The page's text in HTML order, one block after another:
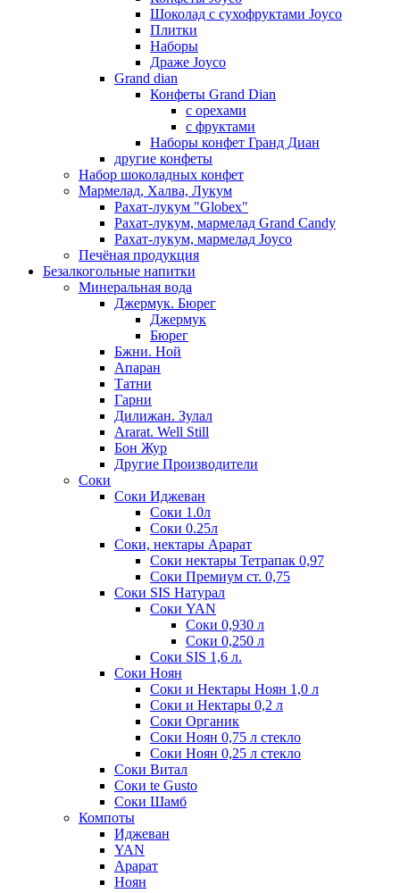
Шоколад с сухофруктами Joyco
Плитки
Наборы
Драже Joyco
Grand dian
Конфеты Grand Dian
с орехами
с фруктами
Наборы конфет Гранд Диан
другие конфеты
Набор шоколадных конфет
Мармелад, Халва, Лукум
Рахат-лукум "Globex"
Рахат-лукум, мармелад Grand Candy
Рахат-лукум, мармелад Joyco
Печёная продукция
Безалкогольные напитки
Минеральная вода
Джермук. Бюрег
Джермук
Бюрег
Бжни. Ной
Апаран
Татни
Гарни
Дилижан. Зулал
Ararat. Well Still
Бон Жур
Другие Производители
Соки
Соки Иджеван
Соки 1.0л
Соки 0.25л
Соки, нектары Арарат
Соки нектары Тетрапак 0,97
Соки Премиум ст. 0,75
Соки SIS Натурал
Соки YAN
Соки 0,930 л
Соки 0,250 л
Соки SIS 1,6 л.
Соки Ноян
Соки и Нектары Ноян 1,0 л
Соки и Нектары 0,2 л
Соки Органик
Соки Ноян 0,75 л стекло
Соки Ноян 0,25 л стекло
Соки Витал
Соки te Gusto
Соки Шамб
Компоты
Иджеван
YAN
Арарат
Ноян